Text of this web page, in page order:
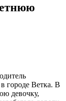
городе Ветка. В
девочку,